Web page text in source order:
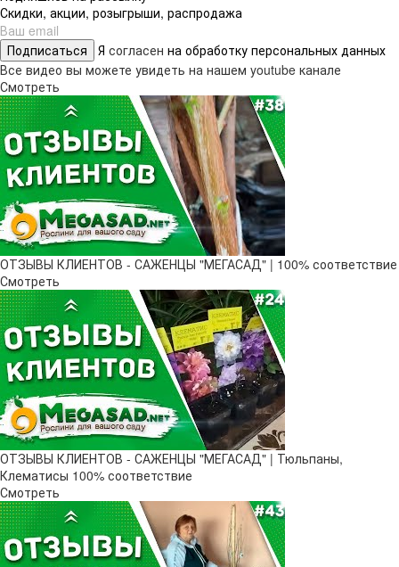
Скидки, акции, розыгрыши, распродажа
Подписаться Я согласен на обработку персональных данных
Все видео вы можете увидеть на нашем youtube канале
Смотреть
ОТЗЫВЫ КЛИЕНТОВ - САЖЕНЦЫ "МЕГАСАД" | 100% соответствие
Смотреть
ОТЗЫВЫ КЛИЕНТОВ - САЖЕНЦЫ "МЕГАСАД" | Тюльпаны,
Клематисы 100% соответствие
Смотреть